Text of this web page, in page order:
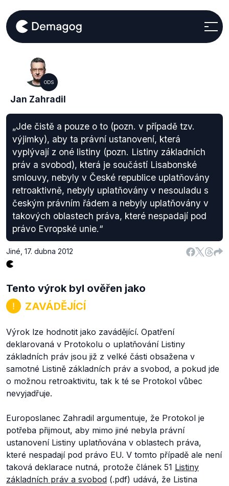
ODS
Jan Zahradil
„Jde čistě a pouze o to (pozn. v případě tzv.
výjimky), aby ta právní ustanovení, která
vyplývají z oné listiny (pozn. Listiny základních
práv a svobod), která je součástí Lisabonské
smlouvy, nebyly v České republice uplatňovány
retroaktivně, nebyly uplatňovány v nesouladu s
českým právním řádem a nebyly uplatňovány v
takových oblastech práva, které nespadají pod
právo Evropské unie.“
Jiné 17. dubna 2012
Tento výrok byl ověřen jako
ZAVÁDĚJÍCÍ
Výrok lze hodnotit jako zavádějící. Opatření
deklarovaná v Protokolu o uplatňování Listiny
základních práv jsou již z velké části obsažena v
samotné Listině základních práv a svobod, a pokud jde
o možnou retroaktivitu, tak k té se Protokol vůbec
nevyjadřuje.
Europoslanec Zahradil argumentuje, že Protokol je
potřeba přijmout, aby mimo jiné nebyla právní
ustanovení Listiny uplatňována v oblastech práva,
které nespadají pod právo EU. V tomto případě ale není
taková deklarace nutná, protože článek 51 Listiny
základních práv a svobod (.pdf) udává, že Listina